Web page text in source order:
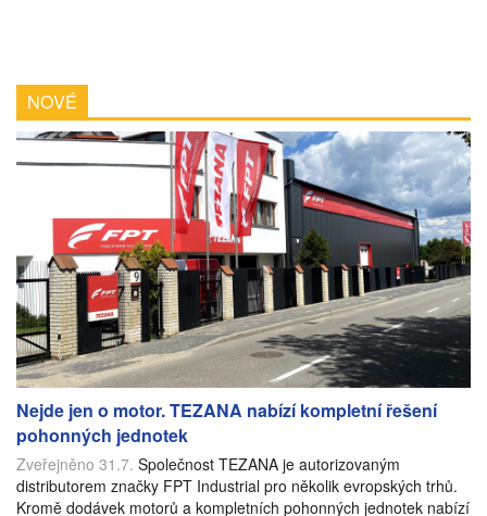
NOVÉ
Nejde jen o motor. TEZANA nabízí kompletní řešení
pohonných jednotek
Zveřejněno 31.7. Společnost TEZANA je autorizovaným
distributorem značky FPT Industrial pro několik evropských trhů.
Kromě dodávek motorů a kompletních pohonných jednotek nabízí